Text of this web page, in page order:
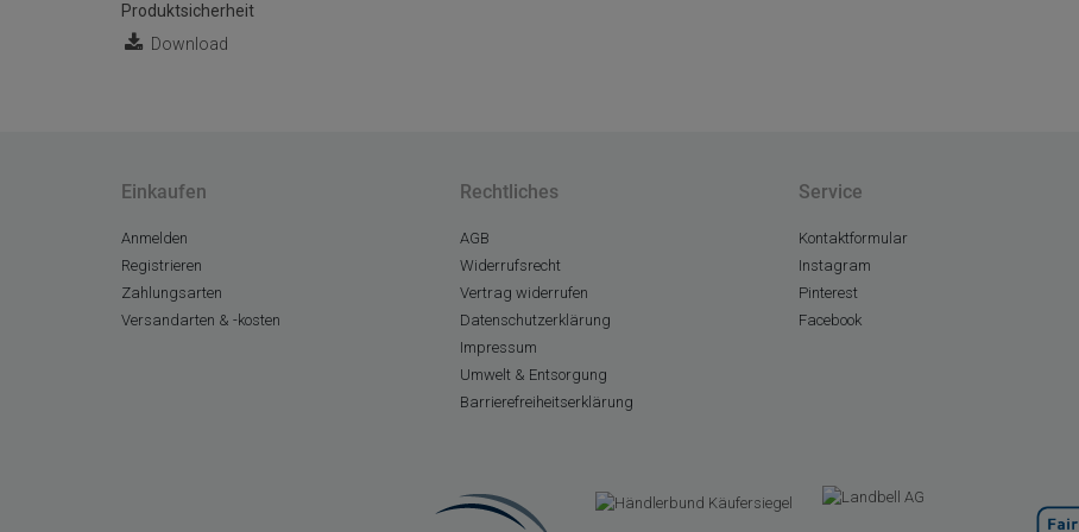
Produktsicherheit
Download
Einkaufen
Anmelden
Registrieren
Zahlungsarten
Versandarten & -kosten
Rechtliches
AGB
Widerrufsrecht
Vertrag widerrufen
Datenschutzerklärung
Impressum
Umwelt & Entsorgung
Barrierefreiheitserklärung
Service
Kontaktformular
Instagram
Pinterest
Facebook